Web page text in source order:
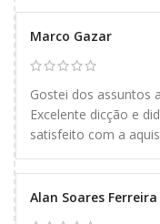
Marco Gazar
Gostei dos assuntos
Excelente dicção e
satisfeito com a
Alan Soares Ferreira